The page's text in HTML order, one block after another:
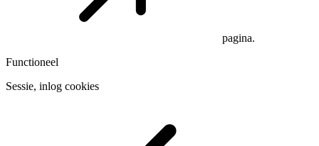
pagina.
Functioneel
Sessie, inlog cookies